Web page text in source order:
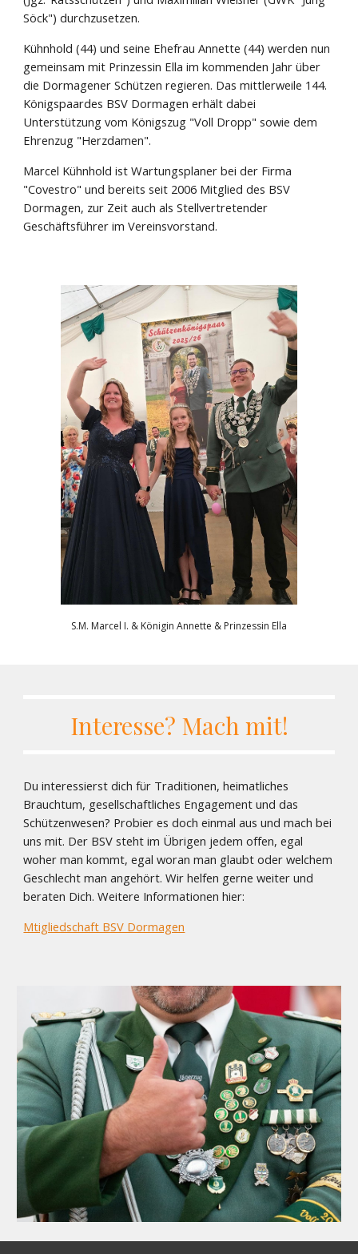
Söck") durchzusetzen.
Kühnhold (44) und seine Ehefrau Annette (44) werden nun
gemeinsam mit Prinzessin Ella im kommenden Jahr über
die Dormagener Schützen regieren. Das mittlerweile 144.
Königspaardes BSV Dormagen erhält dabei
Unterstützung vom Königszug "Voll Dropp" sowie dem
Ehrenzug "Herzdamen".
Marcel Kühnhold ist Wartungsplaner bei der Firma
"Covestro" und bereits seit 2006 Mitglied des BSV
Dormagen, zur Zeit auch als Stellvertretender
Geschäftsführer im Vereinsvorstand.
S.M. Marcel I. & Königin Annette & Prinzessin Ella
Interesse? Mach mit!
Du interessierst dich für Traditionen, heimatliches
Brauchtum, gesellschaftliches Engagement und das
Schützenwesen? Probier es doch einmal aus und mach bei
uns mit. Der BSV steht im Übrigen jedem offen, egal
woher man kommt, egal woran man glaubt oder welchem
Geschlecht man angehört. Wir helfen gerne weiter und
beraten Dich. Weitere Informationen hier:
Mtigliedschaft BSV Dormagen